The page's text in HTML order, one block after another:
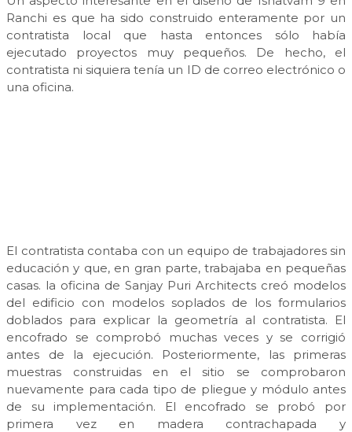
Ranchi es que ha sido construido enteramente por un
contratista local que hasta entonces sólo había
ejecutado proyectos muy pequeños. De hecho, el
contratista ni siquiera tenía un ID de correo electrónico o
una oficina.
El contratista contaba con un equipo de trabajadores sin
educación y que, en gran parte, trabajaba en pequeñas
casas. la oficina de Sanjay Puri Architects creó modelos
del edificio con modelos soplados de los formularios
doblados para explicar la geometría al contratista. El
encofrado se comprobó muchas veces y se corrigió
antes de la ejecución. Posteriormente, las primeras
muestras construidas en el sitio se comprobaron
nuevamente para cada tipo de pliegue y módulo antes
de su implementación. El encofrado se probó por
primera vez en madera contrachapada y